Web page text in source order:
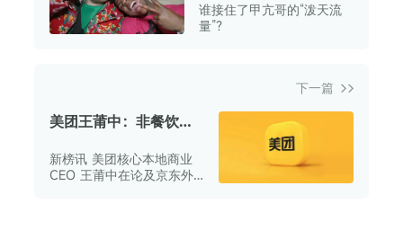
出现了
谁接住了甲亢哥的“泼天流
量”？
下一篇
美团王莆中：非餐饮订
周将发布即时零售品牌
新榜讯 美团核心本地商业
CEO 王莆中在论及京东外